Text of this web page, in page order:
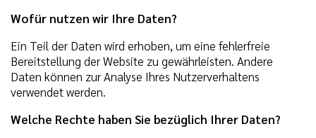
Wofür nutzen wir Ihre Daten?
Ein Teil der Daten wird erhoben, um eine fehlerfreie
Bereitstellung der Website zu gewährleisten. Andere
Daten können zur Analyse Ihres Nutzerverhaltens
verwendet werden.
Welche Rechte haben Sie bezüglich Ihrer Daten?